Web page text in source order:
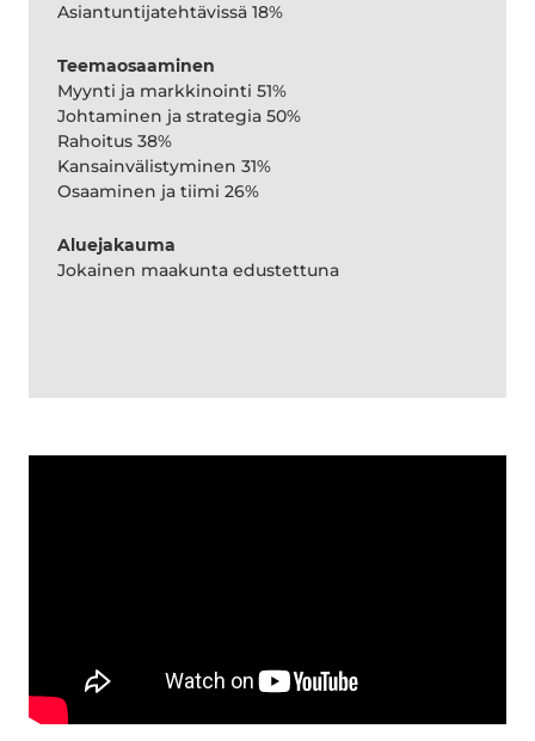
Asiantuntijatehtävissä 18%
Teemaosaaminen
Myynti ja markkinointi 51%
Johtaminen ja strategia 50%
Rahoitus 38%
Kansainvälistyminen 31%
Osaaminen ja tiimi 26%
Aluejakauma
Jokainen maakunta edustettuna